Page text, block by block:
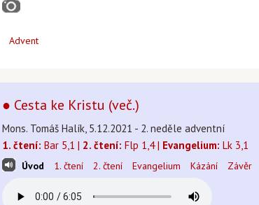
Advent
● Cesta ke Kristu (več.)
Mons. Tomáš Halík, 5.12.2021 - 2. neděle adventní
1. čtení: Bar 5,1 | 2. čtení: Flp 1,4 | Evangelium: Lk 3,1
Úvod 1. čtení 2. čtení Evangelium Kázání Závěr